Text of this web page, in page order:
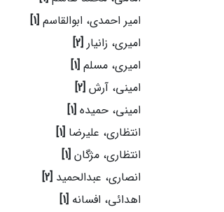
امیر احمدی، ابوالقاسم [1]
امیری، زانیار [2]
امیری، مسلم [1]
امینی، آرش [2]
امینی، حمیده [1]
انتظاری، علیرضا [1]
انتظاری، مژگان [1]
انصاری، عبدالحمید [2]
اهدائی، افسانه [1]